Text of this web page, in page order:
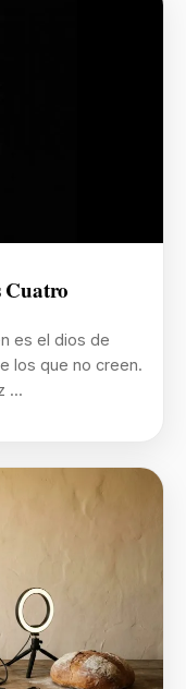
Cuatro
es el dios de
los que no creen.
...